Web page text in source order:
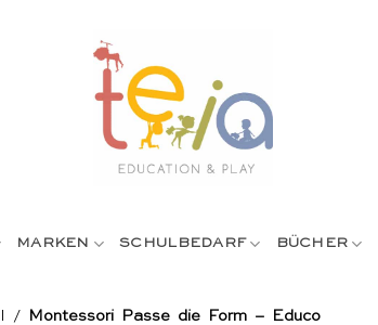
MARKEN SCHULBEDARF BÜCHER
/ Montessori Passe die Form – Educo